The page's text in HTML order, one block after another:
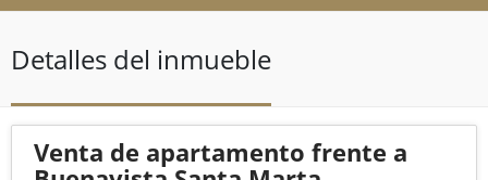
Detalles del inmueble
Venta de apartamento frente a